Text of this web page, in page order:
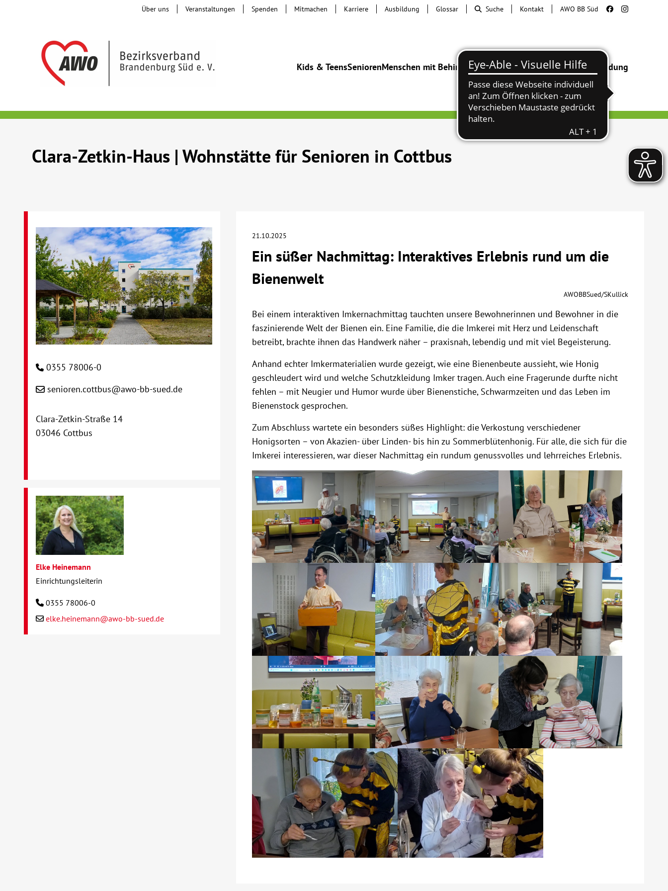
Kids & TeensSeniorenMenschen mit BehinderungBeratung & HilfeBegegnung Bildung
Über uns Veranstaltungen Spenden Mitmachen Karriere Ausbildung Glossar Suche Kontakt AWO BB Süd
Clara-Zetkin-Haus | Wohnstätte für Senioren in Cottbus
21.10.2025
Ein süßer Nachmittag: Interaktives Erlebnis rund um die
Bienenwelt
AWOBBSued/SKullick
Bei einem interaktiven Imkernachmittag tauchten unsere Bewohnerinnen und Bewohner in die
faszinierende Welt der Bienen ein. Eine Familie, die die Imkerei mit Herz und Leidenschaft
betreibt, brachte ihnen das Handwerk näher – praxisnah, lebendig und mit viel Begeisterung.
Anhand echter Imkermaterialien wurde gezeigt, wie eine Bienenbeute aussieht, wie Honig
geschleudert wird und welche Schutzkleidung Imker tragen. Auch eine Fragerunde durfte nicht
fehlen – mit Neugier und Humor wurde über Bienenstiche, Schwarmzeiten und das Leben im
Bienenstock gesprochen.
Zum Abschluss wartete ein besonders süßes Highlight: die Verkostung verschiedener
Honigsorten – von Akazien- über Linden- bis hin zu Sommerblütenhonig. Für alle, die sich für die
Imkerei interessieren, war dieser Nachmittag ein rundum genussvolles und lehrreiches Erlebnis.
0355 78006-0
senioren.cottbus@awo-bb-sued.de
Clara-Zetkin-Straße 14
03046 Cottbus
Elke Heinemann
Einrichtungsleiterin
0355 78006-0
elke.heinemann@awo-bb-sued.de